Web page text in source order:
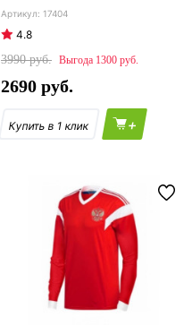
17404
4.8
3990
1300
2690
+